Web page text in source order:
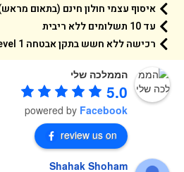
איסוף עצמי חולון חינם (בתאום מראש)
עד 10 תשלומים ללא ריבית
רכישה ללא חשש בתקן אבטחה 1 PCI Level
הממלכה שלי
5.0
powered byFacebook
review us on
Shahak Shoham